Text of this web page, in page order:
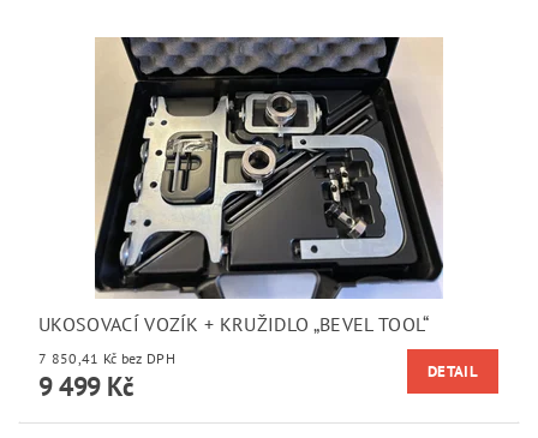
UKOSOVACÍ VOZÍK + KRUŽIDLO „BEVEL TOOL“
7 850,41 Kč bez DPH
9 499 Kč DETAIL